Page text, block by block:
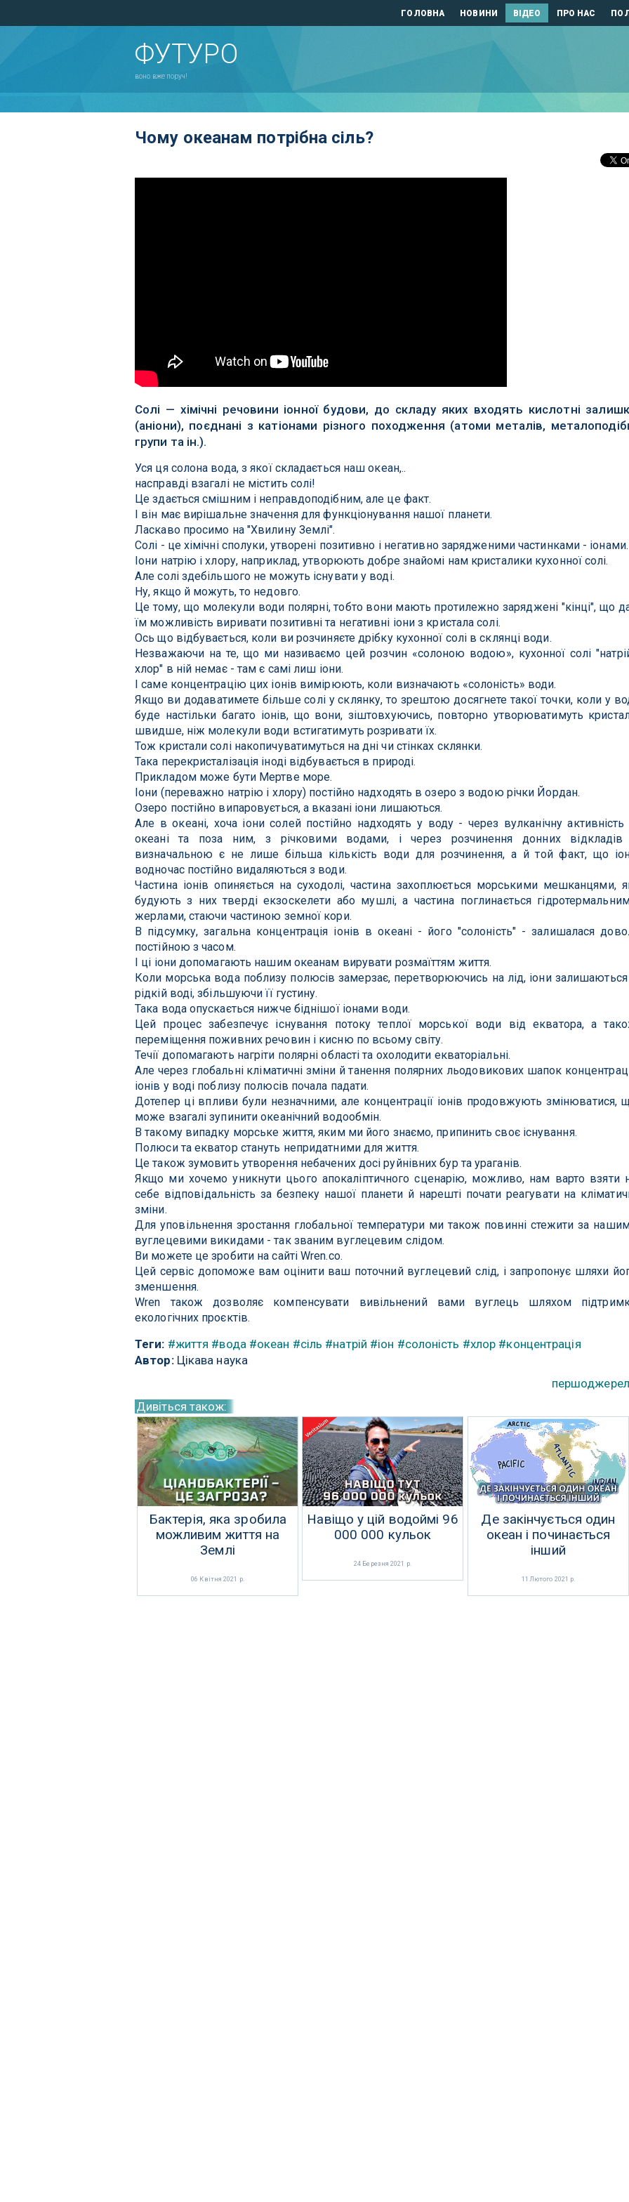
ГОЛОВНА НОВИНИ ВІДЕО ПРО НАС
ФУТУРО
воно вже поруч!
Чому океанам потрібна сіль?
Солі — хімічні речовини іонної будови, до складу яких входять кислотні
(аніони), поєднані з катіонами різного походження (атоми металів,
групи та ін.).
Уся ця солона вода, з якої складається наш океан,..
насправді взагалі не містить солі!
Це здається смішним і неправдоподібним, але це факт.
І він має вирішальне значення для функціонування нашої планети.
Ласкаво просимо на "Хвилину Землі".
Солі - це хімічні сполуки, утворені позитивно і негативно зарядженими частинками - іонами.
Іони натрію і хлору, наприклад, утворюють добре знайомі нам кристалики кухонної солі.
Але солі здебільшого не можуть існувати у воді.
Ну, якщо й можуть, то недовго.
Це тому, що молекули води полярні, тобто вони мають протилежно заряджені "кінці", що
їм можливість виривати позитивні та негативні іони з кристала солі.
Ось що відбувається, коли ви розчиняєте дрібку кухонної солі в склянці води.
Незважаючи на те, що ми називаємо цей розчин «солоною водою», кухонної солі
хлор" в ній немає - там є самі лиш іони.
І саме концентрацію цих іонів вимірюють, коли визначають «солоність» води.
Якщо ви додаватимете більше солі у склянку, то зрештою досягнете такої точки, коли у
буде настільки багато іонів, що вони, зіштовхуючись, повторно утворюватимуть
швидше, ніж молекули води встигатимуть розривати їх.
Тож кристали солі накопичуватимуться на дні чи стінках склянки.
Така перекристалізація іноді відбувається в природі.
Прикладом може бути Мертве море.
Іони (переважно натрію і хлору) постійно надходять в озеро з водою річки Йордан.
Озеро постійно випаровується, а вказані іони лишаються.
Але в океані, хоча іони солей постійно надходять у воду - через вулканічну активність
океані та поза ним, з річковими водами, і через розчинення донних
визначальною є не лише більша кількість води для розчинення, а й той факт, що
водночас постійно видаляються з води.
Частина іонів опиняється на суходолі, частина захоплюється морськими мешканцями,
будують з них тверді екзоскелети або мушлі, а частина поглинається
жерлами, стаючи частиною земної кори.
В підсумку, загальна концентрація іонів в океані - його "солоність" - залишалася
постійною з часом.
І ці іони допомагають нашим океанам вирувати розмаїттям життя.
Коли морська вода поблизу полюсів замерзає, перетворюючись на лід, іони
рідкій воді, збільшуючи її густину.
Така вода опускається нижче біднішої іонами води.
Цей процес забезпечує існування потоку теплої морської води від екватора, а
переміщення поживних речовин і кисню по всьому світу.
Течії допомагають нагріти полярні області та охолодити екваторіальні.
Але через глобальні кліматичні зміни й танення полярних льодовикових шапок
іонів у воді поблизу полюсів почала падати.
Дотепер ці впливи були незначними, але концентрації іонів продовжують змінюватися,
може взагалі зупинити океанічний водообмін.
В такому випадку морське життя, яким ми його знаємо, припинить своє існування.
Полюси та екватор стануть непридатними для життя.
Це також зумовить утворення небачених досі руйнівних бур та ураганів.
Якщо ми хочемо уникнути цього апокаліптичного сценарію, можливо, нам варто взяти
себе відповідальність за безпеку нашої планети й нарешті почати реагувати на
зміни.
Для уповільнення зростання глобальної температури ми також повинні стежити за
вуглецевими викидами - так званим вуглецевим слідом.
Ви можете це зробити на сайті Wren.co.
Цей сервіс допоможе вам оцінити ваш поточний вуглецевий слід, і запропонує шляхи
зменшення.
Wren також дозволяє компенсувати вивільнений вами вуглець шляхом
екологічних проєктів.
Теги: #життя #вода #океан #сіль #натрій #іон #солоність #хлор #концентрація
Автор:Цікава наука
Дивіться також:
Бактерія, яка зробила
можливим життя на
Землі
06 Квітня 2021 р.
Навіщо у цій водоймі 96
000 000 кульок
24 Березня 2021 р.
Де закінчується один
океан і починається
інший
11 Лютого 2021 р.